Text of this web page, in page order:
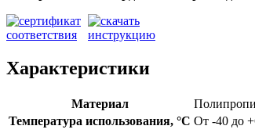
Характеристики
Материал
Температура использования, °C От -40 до